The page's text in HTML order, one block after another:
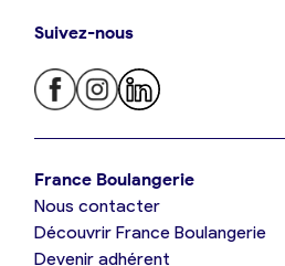
Je trouve ma boulangerie
Je suis boulanger
09 86 23 49 09
Suivez-nous
France Boulangerie
Nous contacter
Découvrir France Boulangerie
Devenir adhérent